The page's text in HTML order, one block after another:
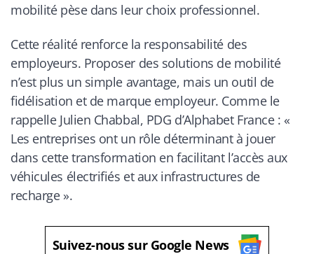
mobilité pèse dans leur choix professionnel.
Cette réalité renforce la responsabilité des
employeurs. Proposer des solutions de mobilité
n’est plus un simple avantage, mais un outil de
fidélisation et de marque employeur. Comme le
rappelle Julien Chabbal, PDG d’Alphabet France : «
Les entreprises ont un rôle déterminant à jouer
dans cette transformation en facilitant l’accès aux
véhicules électrifiés et aux infrastructures de
recharge ».
Suivez-nous sur Google News